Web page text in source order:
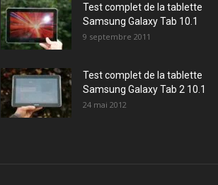
Test complet de la tablette
Samsung Galaxy Tab 10.1
9 septembre 2011
Test complet de la tablette
Samsung Galaxy Tab 2 10.1
24 mai 2012